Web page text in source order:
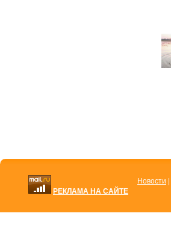
РЕКЛАМА НА САЙТЕ
Новости